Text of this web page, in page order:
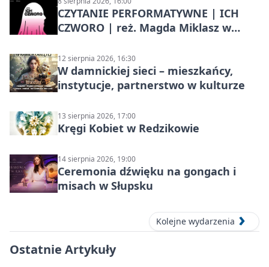
CZYTANIE PERFORMATYWNE | ICH
CZWORO | reż. Magda Miklasz w
12 sierpnia 2026, 16:30
W damnickiej sieci – mieszkańcy,
instytucje, partnerstwo w kulturze
13 sierpnia 2026, 17:00
Kręgi Kobiet w Redzikowie
14 sierpnia 2026, 19:00
Ceremonia dźwięku na gongach i
misach w Słupsku
Kolejne wydarzenia
Ostatnie Artykuły